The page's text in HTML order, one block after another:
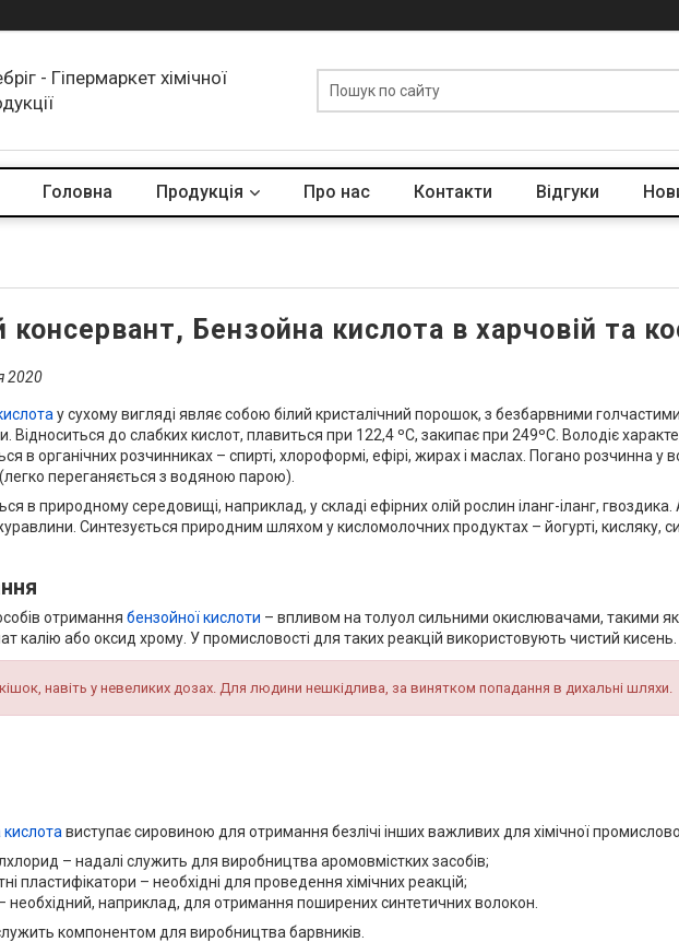
- Гіпермаркет хімічної
Головна Продукція Про нас Контакти Відгуки
консервант, Бензойна кислота в харчовій та
2020
у сухому вигляді являє собою білий кристалічний порошок, з безбарвними
Відноситься до слабких кислот, плавиться при 122,4 ºC, закипає при 249ºC. Володіє
в органічних розчинниках – спирті, хлороформі, ефірі, жирах і маслах. Погано розчинна у
(легко переганяється з водяною парою).
в природному середовищі, наприклад, у складі ефірних олій рослин іланг-іланг,
Синтезується природним шляхом у кисломолочних продуктах – йогурті, кисляку,
отримання бензойної кислоти – впливом на толуол сильними окислювачами, такими як
калію або оксид хрому. У промисловості для таких реакцій використовують чистий кисень.
навіть у невеликих дозах. Для людини нешкідлива, за винятком попадання в дихальні шляхи.
виступає сировиною для отримання безлічі інших важливих для хімічної
– надалі служить для виробництва аромовмістких засобів;
пластифікатори – необхідні для проведення хімічних реакцій;
необхідний, наприклад, для отримання поширених синтетичних волокон.
компонентом для виробництва барвників.